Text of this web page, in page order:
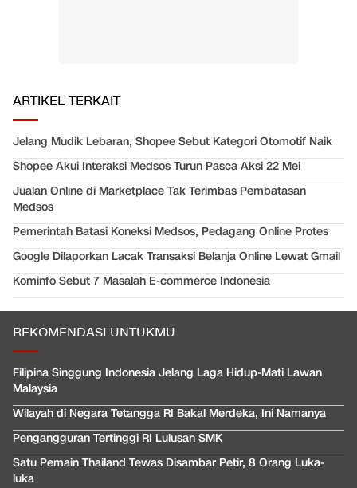
ARTIKEL TERKAIT
Jelang Mudik Lebaran, Shopee Sebut Kategori Otomotif Naik
Shopee Akui Interaksi Medsos Turun Pasca Aksi 22 Mei
Jualan Online di Marketplace Tak Terimbas Pembatasan
Medsos
Pemerintah Batasi Koneksi Medsos, Pedagang Online Protes
Google Dilaporkan Lacak Transaksi Belanja Online Lewat Gmail
Kominfo Sebut 7 Masalah E-commerce Indonesia
REKOMENDASI UNTUKMU
Filipina Singgung Indonesia Jelang Laga Hidup-Mati Lawan
Malaysia
Wilayah di Negara Tetangga RI Bakal Merdeka, Ini Namanya
Pengangguran Tertinggi RI Lulusan SMK
Satu Pemain Thailand Tewas Disambar Petir, 8 Orang Luka-
luka